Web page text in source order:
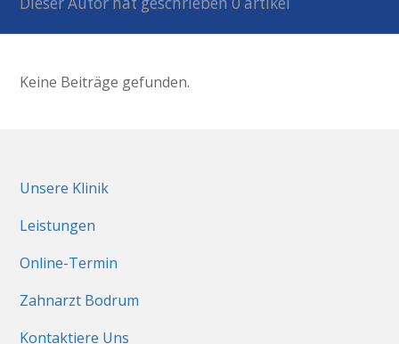
Keine Beiträge gefunden.
Unsere Klinik
Leistungen
Online-Termin
Zahnarzt Bodrum
Kontaktiere Uns